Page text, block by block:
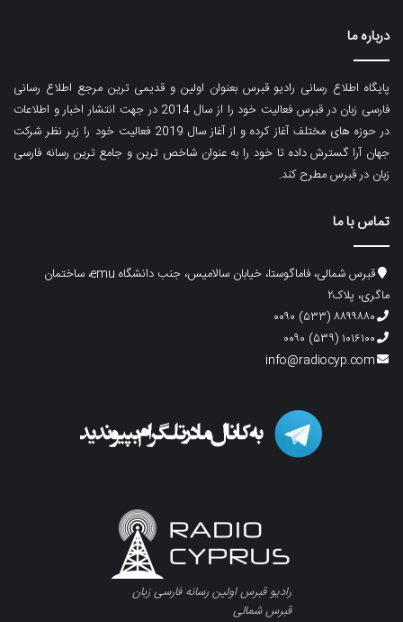
درباره ما
پایگاه اطلاع رسانی رادیو قبرس بعنوان اولین و قدیمی ترین مرجع اطلاع رسانی
فارسی زبان در قبرس فعالیت خود را از سال 2014 در جهت انتشار اخبار و اطلاعات
در حوزه های مختلف آغاز کرده و از آغاز سال 2019 فعالیت خود را زیر نظر شرکت
جهان آرا گسترش داده تا خود را به عنوان شاخص ترین و جامع ترین رسانه فارسی
زبان در قبرس مطرح کند.
تماس با ما
قبرس شمالی، فاماگوستا، خیابان سالامیس، جنب دانشگاه emu، ساختمان
ماگری، پلاک۲
۸۸۹۹۸۸۰ (۵۳۳) ۰۰۹۰
۱۰۱۶۱۰۰ (۵۳۹) ۰۰۹۰
info@radiocyp.com
رادیو قبرس اولین رسانه فارسی زبان
قبرس شمالی